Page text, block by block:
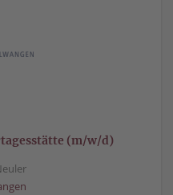
(m/w/d)